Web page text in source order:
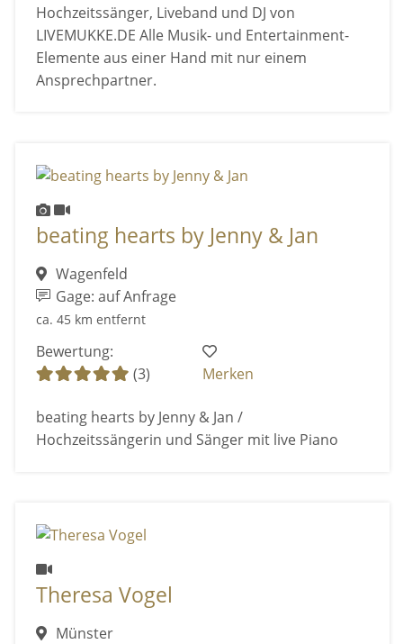
Hochzeitssänger, Liveband und DJ von
LIVEMUKKE.DE Alle Musik- und Entertainment-
Elemente aus einer Hand mit nur einem
Ansprechpartner.
beating hearts by Jenny & Jan
Wagenfeld
Gage: auf Anfrage
ca. 45 km entfernt
Bewertung:
(3)
Merken
beating hearts by Jenny & Jan /
Hochzeitssängerin und Sänger mit live Piano
Theresa Vogel
Münster